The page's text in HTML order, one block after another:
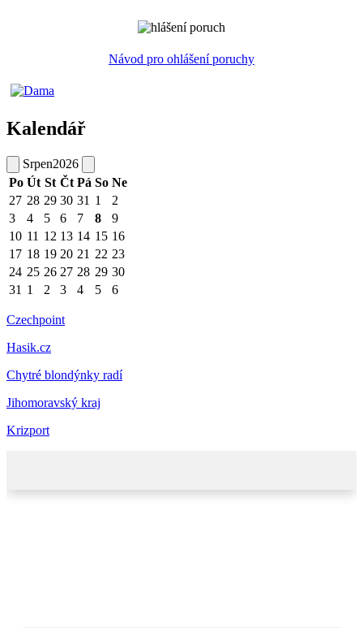
Návod pro ohlášení poruchy
Kalendář
Srpen2026
Po Út St Čt Pá So Ne
27 28 29 30 31 1
2
3
4 5 6 7 8
9
10 11 12 13 14 15 16
17 18 19 20 21 22 23
24 25 26 27 28 29 30
31 1 2 3 4 5 6
Czechpoint
Hasik.cz
Chytré blondýnky radí
Jihomoravský kraj
Krizport